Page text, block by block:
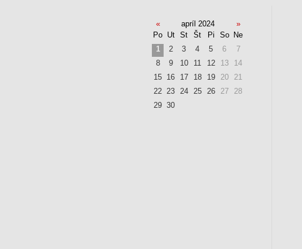
« apríl 2024
»
Po Ut St Št Pi So
Ne
1
2 3 4 5 6
7
8
9 10 11 12 13
14
15 16 17 18 19 20
21
22 23 24 25 26 27
28
29 30